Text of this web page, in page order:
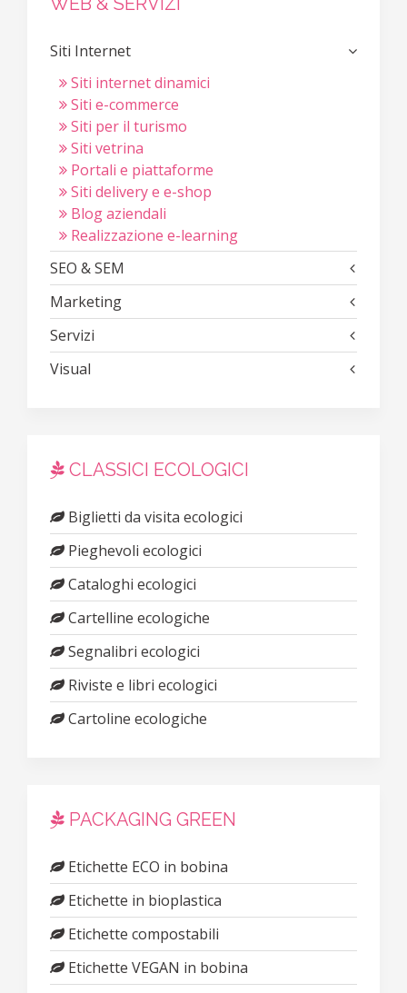
Siti Internet
Siti internet dinamici
Siti e-commerce
Siti per il turismo
Siti vetrina
Portali e piattaforme
Siti delivery e e-shop
Blog aziendali
Realizzazione e-learning
SEO & SEM
Marketing
Servizi
Visual
CLASSICI ECOLOGICI
Biglietti da visita ecologici
Pieghevoli ecologici
Cataloghi ecologici
Cartelline ecologiche
Segnalibri ecologici
Riviste e libri ecologici
Cartoline ecologiche
PACKAGING GREEN
Etichette ECO in bobina
Etichette in bioplastica
Etichette compostabili
Etichette VEGAN in bobina